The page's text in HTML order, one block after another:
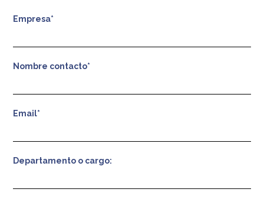
Empresa*
Nombre contacto*
Email*
Departamento o cargo: